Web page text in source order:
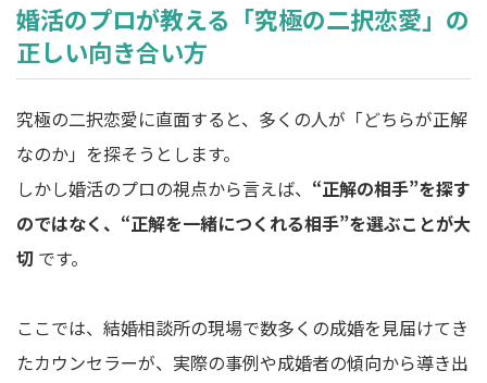
婚活のプロが教える「究極の二択恋愛」の
正しい向き合い方
究極の二択恋愛に直面すると、多くの人が「どちらが正解
なのか」を探そうとします。
しかし婚活のプロの視点から言えば、 “正解の相手”を探す
のではなく、“正解を一緒につくれる相手”を選ぶことが大
切 です。
ここでは、結婚相談所の現場で数多くの成婚を見届けてき
たカウンセラーが、実際の事例や成婚者の傾向から導き出